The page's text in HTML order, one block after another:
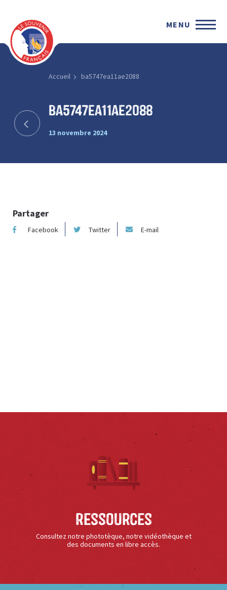
MENU
Accueil ba5747ea11ae2088
ba5747ea11ae2088
13 novembre 2024
Partager
Facebook Twitter E-mail
Ressources
Consultez notre phototèque, notre vidéothèque et
des documents en libre accès.